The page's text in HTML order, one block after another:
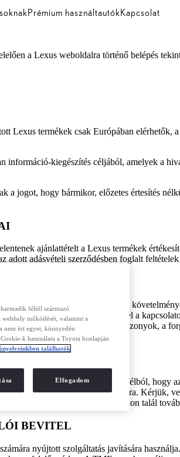
Prémium használtautókKapcsolat
a Lexus weboldalra történő belépés
Lexus termékek csak Európában elérhetők,
kiegészítés céljából, amelyek a
jogot, hogy bármikor, előzetes értesítés
ajánlattételt a Lexus termékek
adott adásvételi szerződésben foglalt
EEC irányelv és kiegészítései
vásárolni, kérjük, vegye fel a
tényezők (mint például az útviszonyok, a
meghatározásában.
érdekében történik abból a célból, hogy
kerül tárolásra vagy felhasználásra. Kérjük,
k használatáról cookie-oldalunkon talál
BEVITEL
nyújtott szolgáltatás javítására
féltől származó
működését, valamint a
nem ért egyet, könnyedén
k használata a Toyota honlapján
találhatók
Elfogadom